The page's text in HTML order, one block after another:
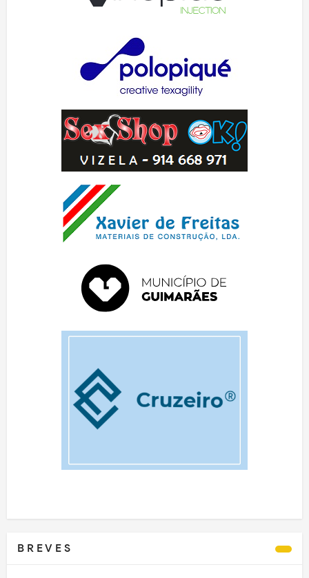
B R E V E S